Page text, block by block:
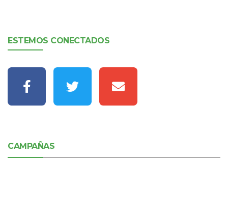
ESTEMOS CONECTADOS
CAMPAÑAS